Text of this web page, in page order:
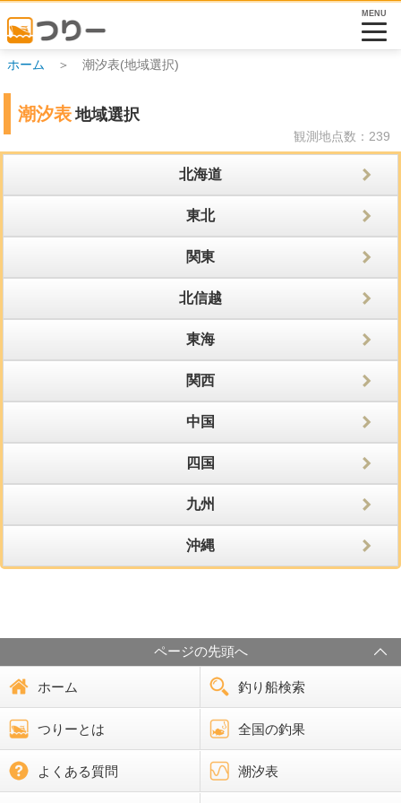
MENU
ホーム ＞ 潮汐表(地域選択)
潮汐表 地域選択
観測地点数：239
北海道
東北
関東
北信越
東海
関西
中国
四国
九州
沖縄
ページの先頭へ
ホーム 釣り船検索
つりーとは 全国の釣果
よくある質問 潮汐表